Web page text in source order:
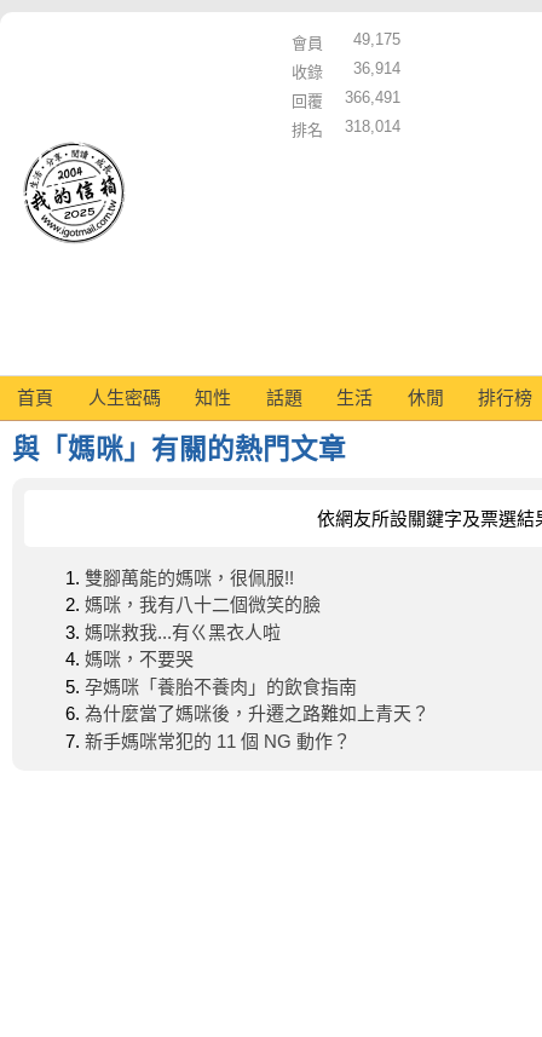
會員
49,175
收錄
36,914
回覆
366,491
排名
318,014
首頁 人生密碼 知性 話題 生活 休閒 排行榜
與「媽咪」有關的熱門文章
依網友所設關鍵字及票選結
雙腳萬能的媽咪，很佩服!!
媽咪，我有八十二個微笑的臉
媽咪救我...有ㄍ黑衣人啦
媽咪，不要哭
孕媽咪「養胎不養肉」的飲食指南
為什麼當了媽咪後，升遷之路難如上青天？
新手媽咪常犯的 11 個 NG 動作？